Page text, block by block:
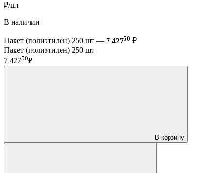
₽/шт
В наличии
Пакет (полиэтилен) 250 шт — 7 42750 ₽
Пакет (полиэтилен) 250 шт
7 42750₽
В корзину